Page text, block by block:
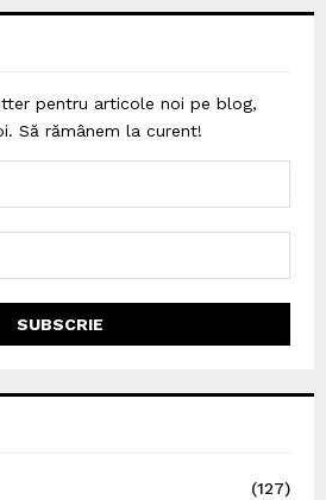
pentru articole noi pe blog,
Să rămânem la curent!
(127)